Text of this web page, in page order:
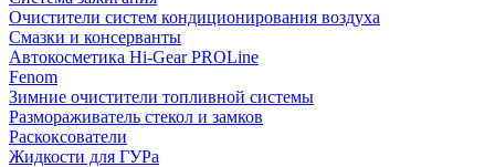
Очистители систем кондиционирования воздуха
Смазки и консерванты
Автокосметика Hi-Gear PROLine
Fenom
Зимние очистители топливной системы
Размораживатель стекол и замков
Раскоксователи
Жидкости для ГУРа